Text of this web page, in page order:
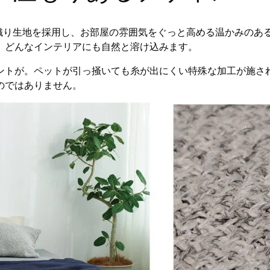
生地を採用し、お部屋の雰囲気をぐっと高める温かみの
んなインテリアにも自然と溶け込みます。
が。ペットが引っ掻いても糸が出にくい特殊な加工が施
はありません。